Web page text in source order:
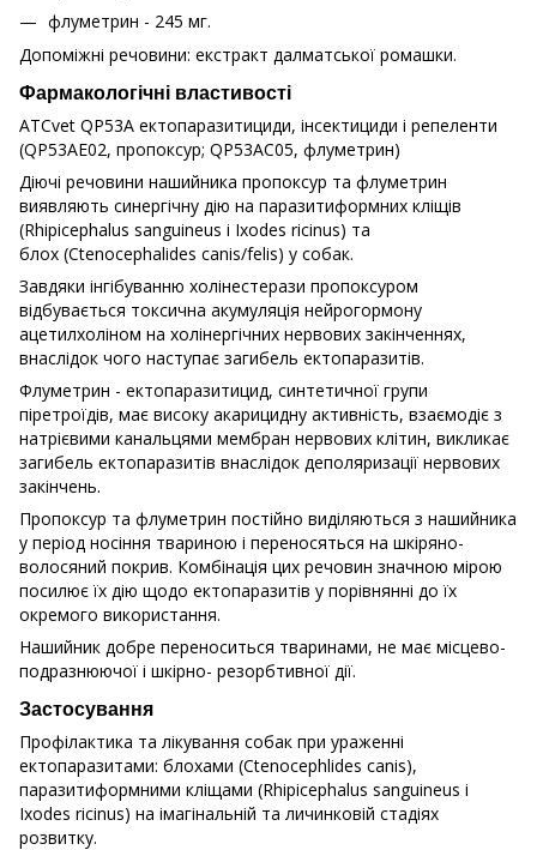
флуметрин - 245 мг.
Допоміжні речовини: екстракт далматської ромашки.
Фармакологічні властивості
ATCvet QP53A ектопаразитициди, інсектициди і репеленти
(QP53AE02, пропоксур; QP53AC05, флуметрин)
Діючі речовини нашийника пропоксур та флуметрин
виявляють синергічну дію на паразитиформних кліщів
(Rhipicephalus sanguineus і Ixodes ricinus) та
блох (Ctenocephalides canis/felis) у собак.
Завдяки інгібуванню холінестерази пропоксуром
відбувається токсична акумуляція нейрогормону
ацетилхоліном на холінергічних нервових закінченнях,
внаслідок чого наступає загибель ектопаразитів.
Флуметрин - ектопаразитицид, синтетичної групи
піретроїдів, має високу акарицидну активність, взаємодіє з
натрієвими канальцями мембран нервових клітин, викликає
загибель ектопаразитів внаслідок деполяризації нервових
закінчень.
Пропоксур та флуметрин постійно виділяються з нашийника
у період носіння твариною і переносяться на шкіряно-
волосяний покрив. Комбінація цих речовин значною мірою
посилює їх дію щодо ектопаразитів у порівнянні до їх
окремого використання.
Нашийник добре переноситься тваринами, не має місцево-
подразнюючої і шкірно- резорбтивної дії.
Застосування
Профілактика та лікування собак при ураженні
ектопаразитами: блохами (Ctenocephlides canis),
паразитиформними кліщами (Rhipicephalus sanguineus і
Ixodes ricinus) на імагінальній та личинковій стадіях
розвитку.